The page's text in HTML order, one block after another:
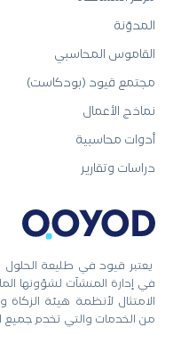
يعتبر قيود في طليعة الحلول
في إدارة المنشآت لشؤونها
الامتثال لأنظمة هيئة
من الخدمات والتي تخدم جميع
المدوّنة
القاموس المحاسبي
مجتمع قيود (بودكاست)
نماذج الأعمال
أدوات محاسبية
دراسات وتقارير